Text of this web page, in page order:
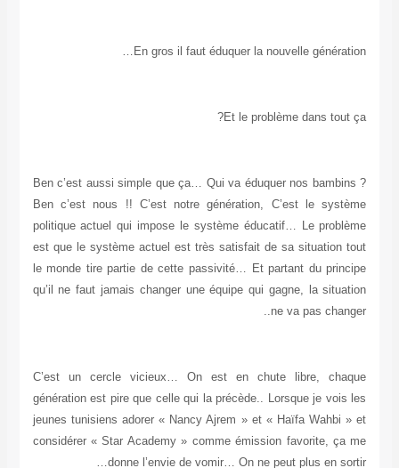
En gros il faut éduquer la nouvelle génération…
Et le problème dans tout ça?
Ben c’est aussi simple que ça… Qui va éduquer nos bambins ?
Ben c’est nous !! C’est notre génération, C’est le système
politique actuel qui impose le système éducatif… Le problème
est que le système actuel est très satisfait de sa situation tout
le monde tire partie de cette passivité… Et partant du principe
qu’il ne faut jamais changer une équipe qui gagne, la situation
ne va pas changer..
C’est un cercle vicieux… On est en chute libre, chaque
génération est pire que celle qui la précède.. Lorsque je vois les
jeunes tunisiens adorer « Nancy Ajrem » et « Haïfa Wahbi » et
considérer « Star Academy » comme émission favorite, ça me
donne l’envie de vomir… On ne peut plus en sortir…